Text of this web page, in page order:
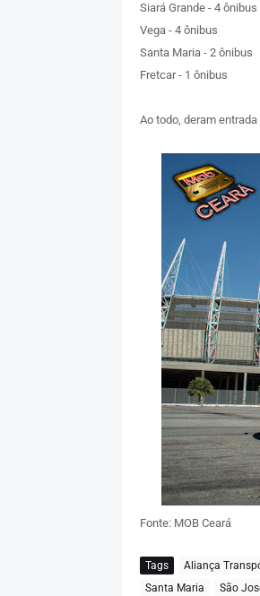
Siará Grande - 4 ônibus
Vega - 4 ônibus
Santa Maria - 2 ônibus
Fretcar - 1 ônibus
Ao todo, deram
Fonte: MOB Ceará
Tags Aliança
Santa Maria
São